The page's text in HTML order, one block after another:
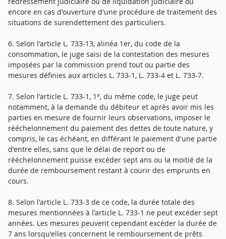
encore en cas d'ouverture d'une procédure de traitement des
situations de surendettement des particuliers.
6. Selon l'article L. 733-13, alinéa 1er, du code de la
consommation, le juge saisi de la contestation des mesures
imposées par la commission prend tout ou partie des
mesures définies aux articles L. 733-1, L. 733-4 et L. 733-7.
7. Selon l'article L. 733-1, 1°, du même code, le juge peut
notamment, à la demande du débiteur et après avoir mis les
parties en mesure de fournir leurs observations, imposer le
rééchelonnement du paiement des dettes de toute nature, y
compris, le cas échéant, en différant le paiement d'une partie
d'entre elles, sans que le délai de report ou de
rééchelonnement puisse excéder sept ans ou la moitié de la
durée de remboursement restant à courir des emprunts en
cours.
8. Selon l'article L. 733-3 de ce code, la durée totale des
mesures mentionnées à l'article L. 733-1 ne peut excéder sept
années. Les mesures peuvent cependant excéder la durée de
7 ans lorsqu'elles concernent le remboursement de prêts